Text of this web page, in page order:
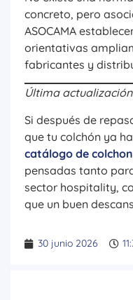
concreto, pero
ASOCAMA
orientativas
fabricantes y
Última
Si después de
que tu colchón ya
catálogo de
pensadas tanto
sector hospitality,
que un buen
30 junio 2026